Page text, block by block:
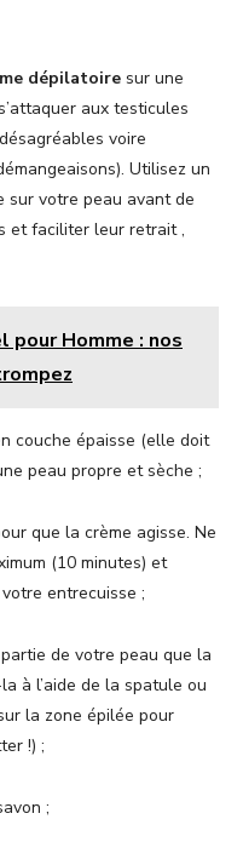
dépilatoire sur une
aux testicules
voire
Utilisez un
sur votre peau avant de
et faciliter leur retrait ,
pour Homme : nos
couche épaisse (elle doit
peau propre et sèche ;
que la crème agisse. Ne
(10 minutes) et
entrecuisse ;
de votre peau que la
à l’aide de la spatule ou
la zone épilée pour
!) ;
;